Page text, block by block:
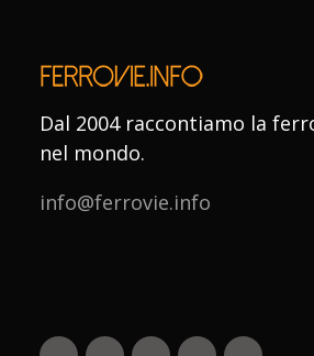
Dal 2004 raccontiamo la
nel mondo.
info@ferrovie.info